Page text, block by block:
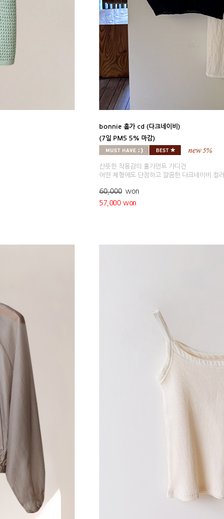
bonnie 홀가 cd (다크네이비)
(7일 PM5 5% 마감)
산뜻한 착용감의 홀가먼트 가디건
어떤 체형에도 단정하고 깔끔한 다크네이비 컬러
60,000 won
57,000 won